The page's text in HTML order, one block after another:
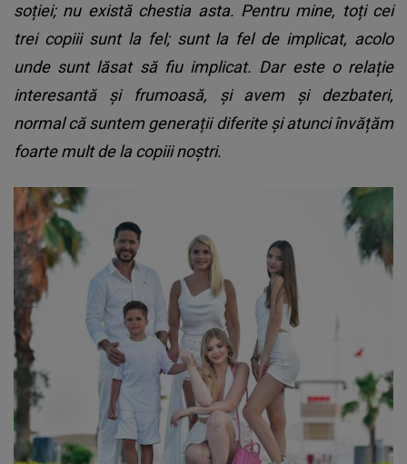
soției; nu există chestia asta. Pentru mine, toți cei
trei copiii sunt la fel; sunt la fel de implicat, acolo
unde sunt lăsat să fiu implicat. Dar este o relație
interesantă și frumoasă, și avem și dezbateri,
normal că suntem generații diferite și atunci învățăm
foarte mult de la copiii noștri.